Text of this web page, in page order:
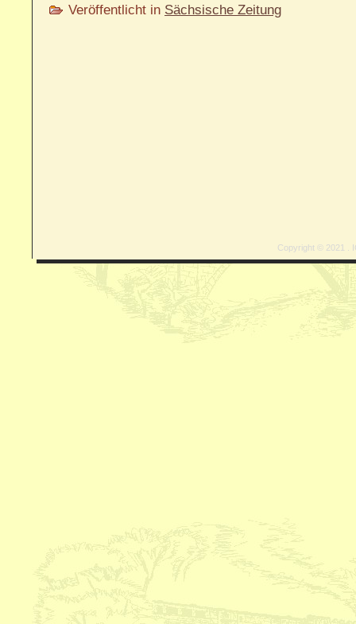
Veröffentlicht in Sächsische Zeitung
Copyright © 2021 .